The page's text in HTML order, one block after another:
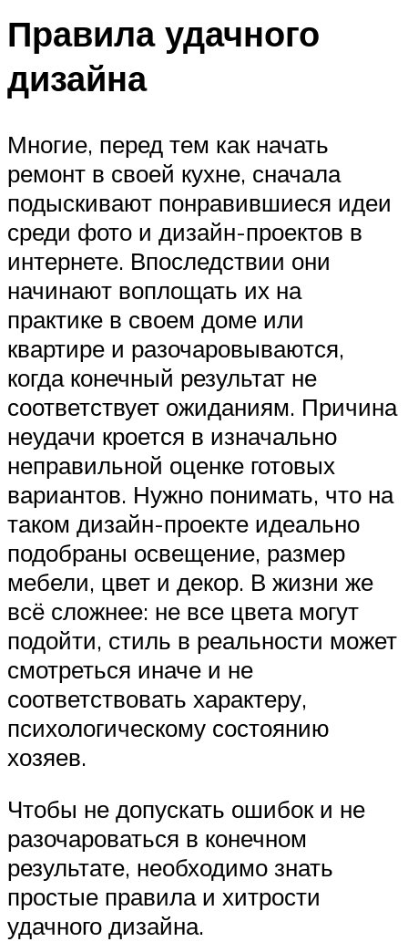
Правила удачного
дизайна
Многие, перед тем как начать
ремонт в своей кухне, сначала
подыскивают понравившиеся идеи
среди фото и дизайн-проектов в
интернете. Впоследствии они
начинают воплощать их на
практике в своем доме или
квартире и разочаровываются,
когда конечный результат не
соответствует ожиданиям. Причина
неудачи кроется в изначально
неправильной оценке готовых
вариантов. Нужно понимать, что на
таком дизайн-проекте идеально
подобраны освещение, размер
мебели, цвет и декор. В жизни же
всё сложнее: не все цвета могут
подойти, стиль в реальности может
смотреться иначе и не
соответствовать характеру,
психологическому состоянию
хозяев.
Чтобы не допускать ошибок и не
разочароваться в конечном
результате, необходимо знать
простые правила и хитрости
удачного дизайна.